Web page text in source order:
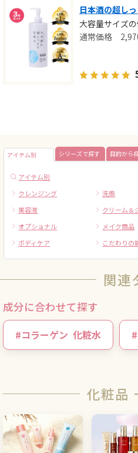
日本酒の超し
大容量サイズ
アイテム別 シリーズで探す 目的から
アイテム別
クレンジング
洗顔
美容液
クリーム＆
オプショナル
メイク商品
ボディケア
こだわりの
関連
成分に合わせて探す
#コラーゲン 化粧水 #
化粧品